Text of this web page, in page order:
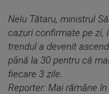
Nelu Tătaru, ministrul
cazuri confirmate pe zi,
trendul a devenit
până la 30 pentru că
fiecare 3 zile.
Reporter: Mai rămâne